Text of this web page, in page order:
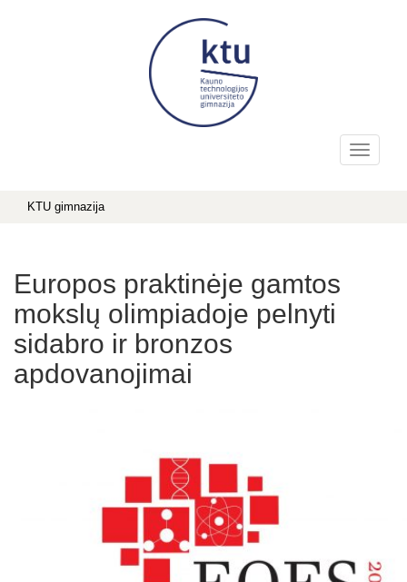
KTU gimnazija
Europos praktinėje gamtos
mokslų olimpiadoje pelnyti
sidabro ir bronzos
apdovanojimai